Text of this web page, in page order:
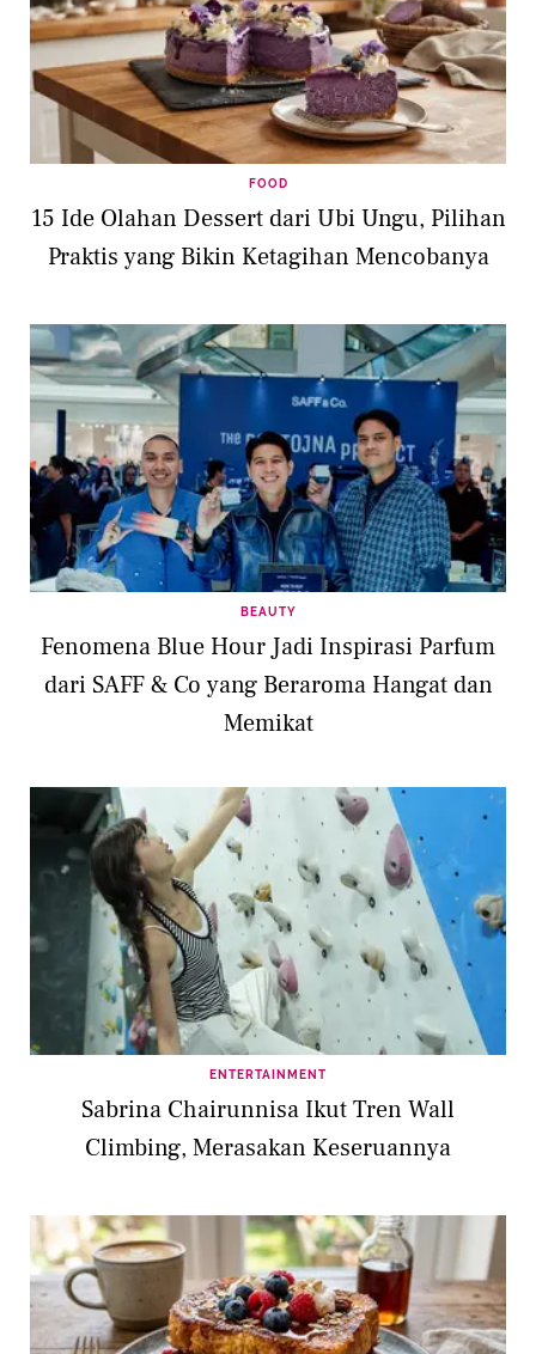
FOOD
15 Ide Olahan Dessert dari Ubi Ungu, Pilihan
Praktis yang Bikin Ketagihan Mencobanya
BEAUTY
Fenomena Blue Hour Jadi Inspirasi Parfum
dari SAFF & Co yang Beraroma Hangat dan
Memikat
ENTERTAINMENT
Sabrina Chairunnisa Ikut Tren Wall
Climbing, Merasakan Keseruannya